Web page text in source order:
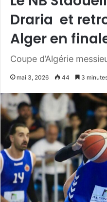
Draria et
Alger en
Coupe d’Algérie
mai 3, 2026 44 3